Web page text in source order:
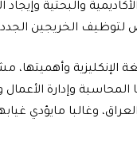
والبحثية
الخريجين
الإنكليزية وأهميتها،
المحاسبة وإدارة
وغالبا مايؤدي